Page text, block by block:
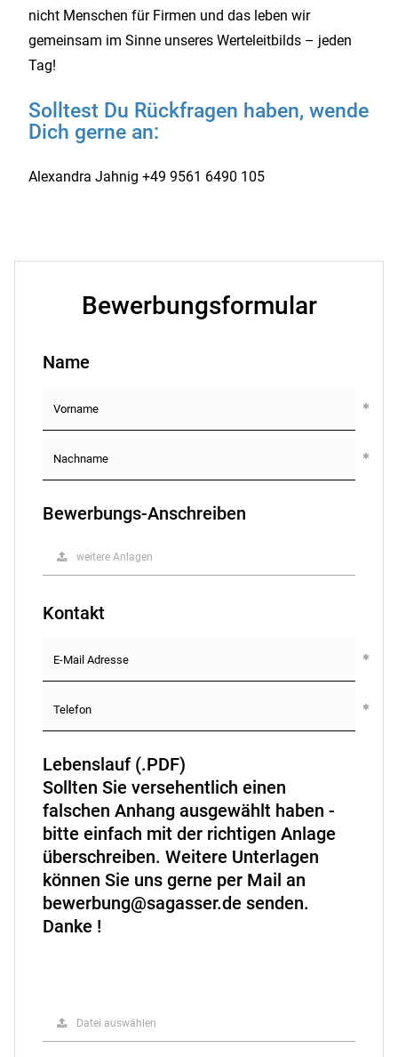
nicht Menschen für Firmen und das leben wir
gemeinsam im Sinne unseres Werteleitbilds – jeden
Tag!
Solltest Du Rückfragen haben, wende
Dich gerne an:
Alexandra Jahnig +49 9561 6490 105
Bewerbungsformular
Name
Bewerbungs-Anschreiben
weitere Anlagen
Kontakt
Lebenslauf (.PDF)
Sollten Sie versehentlich einen
falschen Anhang ausgewählt haben -
bitte einfach mit der richtigen Anlage
überschreiben. Weitere Unterlagen
können Sie uns gerne per Mail an
bewerbung@sagasser.de senden.
Danke !
Datei auswählen